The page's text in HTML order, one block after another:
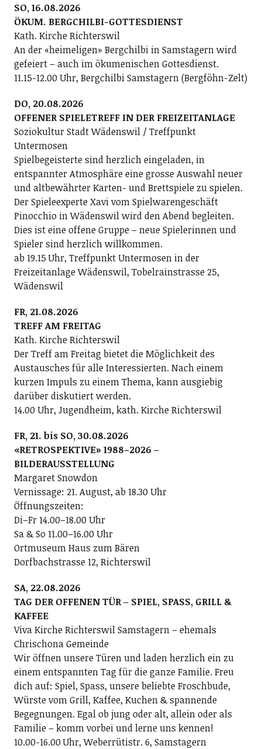
SO, 16.08.2026
ÖKUM. BERGCHILBI-GOTTESDIENST
Kath. Kirche Richterswil
An der «heimeligen» Bergchilbi in Samstagern wird
gefeiert – auch im ökumenischen Gottesdienst.
11.15-12.00 Uhr, Bergchilbi Samstagern (Bergföhn-Zelt)
DO, 20.08.2026
OFFENER SPIELETREFF IN DER FREIZEITANLAGE
Soziokultur Stadt Wädenswil / Treffpunkt
Untermosen
Spielbegeisterte sind herzlich eingeladen, in
entspannter Atmosphäre eine grosse Auswahl neuer
und altbewährter Karten- und Brettspiele zu spielen.
Der Spieleexperte Xavi vom Spielwarengeschäft
Pinocchio in Wädenswil wird den Abend begleiten.
Dies ist eine offene Gruppe – neue Spielerinnen und
Spieler sind herzlich willkommen.
ab 19.15 Uhr, Treffpunkt Untermosen in der
Freizeitanlage Wädenswil, Tobelrainstrasse 25,
Wädenswil
FR, 21.08.2026
TREFF AM FREITAG
Kath. Kirche Richterswil
Der Treff am Freitag bietet die Möglichkeit des
Austausches für alle Interessierten. Nach einem
kurzen Impuls zu einem Thema, kann ausgiebig
darüber diskutiert werden.
14.00 Uhr, Jugendheim, kath. Kirche Richterswil
FR, 21. bis SO, 30.08.2026
«RETROSPEKTIVE» 1988–2026 –
BILDERAUSSTELLUNG
Margaret Snowdon
Vernissage: 21. August, ab 18.30 Uhr
Öffnungszeiten:
Di–Fr 14.00–18.00 Uhr
Sa & So 11.00–16.00 Uhr
Ortmuseum Haus zum Bären
Dorfbachstrasse 12, Richterswil
SA, 22.08.2026
TAG DER OFFENEN TÜR – SPIEL, SPASS, GRILL &
KAFFEE
Viva Kirche Richterswil Samstagern – ehemals
Chrischona Gemeinde
Wir öffnen unsere Türen und laden herzlich ein zu
einem entspannten Tag für die ganze Familie. Freu
dich auf: Spiel, Spass, unsere beliebte Froschbude,
Würste vom Grill, Kaffee, Kuchen & spannende
Begegnungen. Egal ob jung oder alt, allein oder als
Familie – komm vorbei und lerne uns kennen!
10.00-16.00 Uhr, Weberrütistr. 6, Samstagern